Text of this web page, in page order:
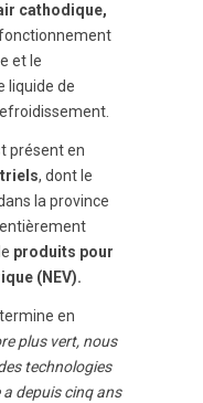
cathodique,
et le
liquide de
présent en
, dont le
la province
produits pour
(NEV).
termine en
plus vert, nous
technologies
a depuis cinq ans